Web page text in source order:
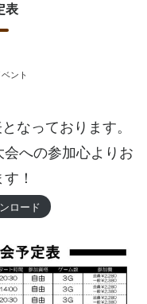
表
ベント
なっております。
への参加心よりお
！
ロード